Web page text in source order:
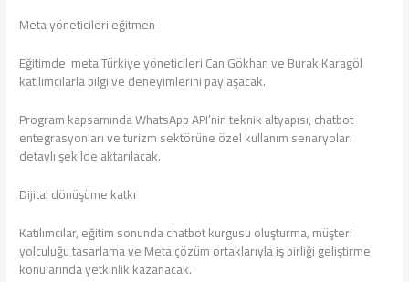
Meta yöneticileri eğitmen
Eğitimde meta Türkiye yöneticileri Can Gökhan ve Burak Karagöl
katılımcılarla bilgi ve deneyimlerini paylaşacak.
Program kapsamında WhatsApp API’nin teknik altyapısı, chatbot
entegrasyonları ve turizm sektörüne özel kullanım senaryoları
detaylı şekilde aktarılacak.
Dijital dönüşüme katkı
Katılımcılar, eğitim sonunda chatbot kurgusu oluşturma, müşteri
yolculuğu tasarlama ve Meta çözüm ortaklarıyla iş birliği geliştirme
konularında yetkinlik kazanacak.